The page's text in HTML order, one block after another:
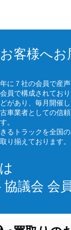
客様へお
に７社の会員で産声
員で構成されており
があり、毎月開催
車業者としての信
。
るトラックを全国
り揃えております。
議会 会